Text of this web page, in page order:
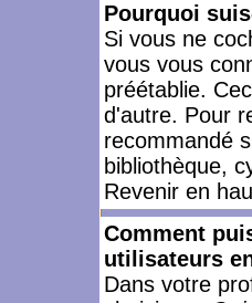
Pourquoi
Si vous ne
vous vous
préétablie.
d'autre. Pour
recommandé
bibliothèque,
Revenir en
Comment
utilisateurs
Dans votre